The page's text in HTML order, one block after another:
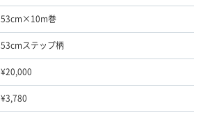
53cm×10m巻
53cmステップ柄
¥20,000
¥3,780